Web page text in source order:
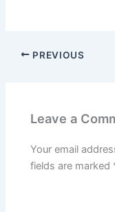
PREVIOUS
Leave a
Your email
fields are marked